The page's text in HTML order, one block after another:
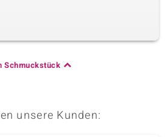
Schmuckstück
unsere Kunden: